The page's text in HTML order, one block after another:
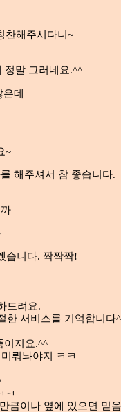
찬해주시다니~
정말 그러네요.^^
데
~
해주셔서 참 좋습니다.
습니다. 짝짝짝!
드려요.
한 서비스를 기억합니다
이지요.^^
뤄놔야지 ㅋㅋ
ㅋ
큼이나 옆에 있으면 믿